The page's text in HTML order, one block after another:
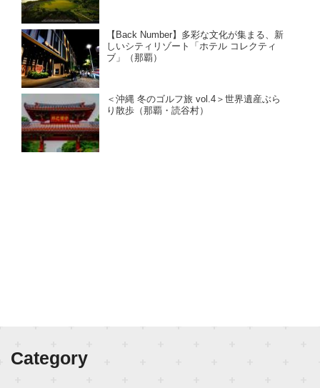
【Back Number】多彩な文化が集まる、新
しいシティリゾート「ホテル コレクティ
ブ」（那覇）
＜沖縄 冬のゴルフ旅 vol.4＞世界遺産ぶら
り散歩（那覇・読谷村）
Category